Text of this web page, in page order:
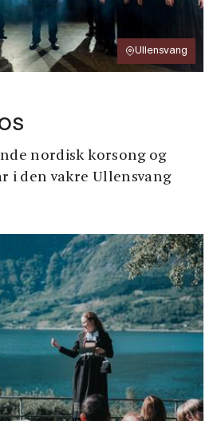
Ullensvang
nordisk korsong og
i den vakre Ullensvang